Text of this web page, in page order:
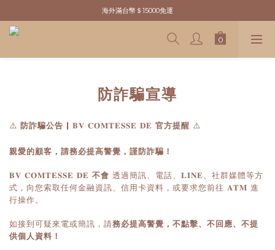
新粉請先於官網註冊．領取＄100元購物金
海外滿台幣＄15000免運
新粉請先於官網註冊．領取＄100元購物金
防詐騙宣導
⚠️ 防詐騙公告 | 𝐁𝐕 𝐂𝐎𝐌𝐓𝐄𝐒𝐒𝐄 𝐃𝐄 官方提醒 ⚠️
親愛的顧客，請務必提高警覺，謹防詐騙！
𝐁𝐕 𝐂𝐎𝐌𝐓𝐄𝐒𝐒𝐄 𝐃𝐄 不會 透過簡訊、電話、 𝐋𝐈𝐍𝐄、社群媒體等方
式，向您索取任何金融資訊、信用卡資料，或要求您前往 𝐀𝐓𝐌 進
行操作。
如接到可疑來電或簡訊，請務必提高警覺，不點擊、不回應、不提
供個人資料！